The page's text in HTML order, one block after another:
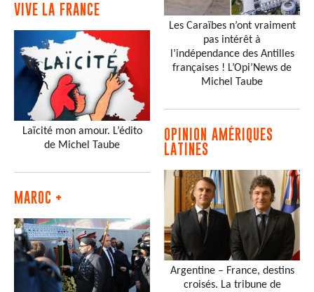
VIVE LA FRANCE
Laïcité mon amour. L’édito
de Michel Taube
MAROC +
Les Caraïbes n’ont vraiment
pas intérêt à
l’indépendance des Antilles
françaises ! L’Opi’News de
Michel Taube
OPINION AMÉRIQUES
LATINES
Argentine – France, destins
croisés. La tribune de